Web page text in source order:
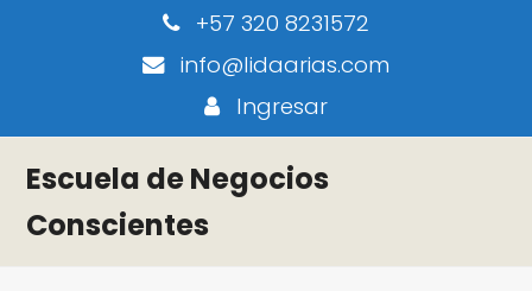
+57 320 8231572
info@lidaarias.com
Ingresar
Escuela de Negocios
Conscientes